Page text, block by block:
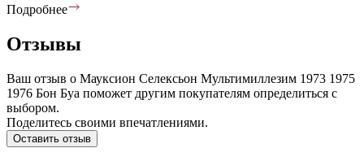
Подробнее
Отзывы
Ваш отзыв о Мауксион Селексьон Мультимиллезим 1973 1975
1976 Бон Буа поможет другим покупателям определиться с
выбором.
Поделитесь своими впечатлениями.
Оставить отзыв